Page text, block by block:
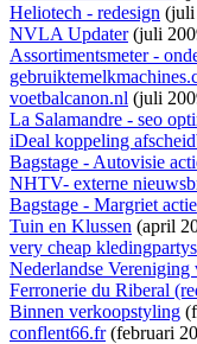
Heliotech - redesign (juli
NVLA Updater(juli
Assortimentsmeter -
voetbalcanon.nl (juli
La Salamandre - seo
iDeal koppeling
Bagstage - Autovisie
NHTV- externe
Bagstage - Margriet actie
Tuin en Klussen (april
very cheap kledingpartys
Nederlandse
Ferronerie du Riberal
Binnen verkoopstyling
conflent66.fr(februari